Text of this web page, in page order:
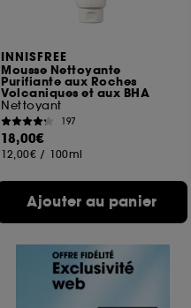
INNISFREE
Mousse Nettoyante
Purifiante aux Roches
Volcaniques et aux BHA
Nettoyant
197
18,00€
12,00€ / 100ml
Ajouter au panier